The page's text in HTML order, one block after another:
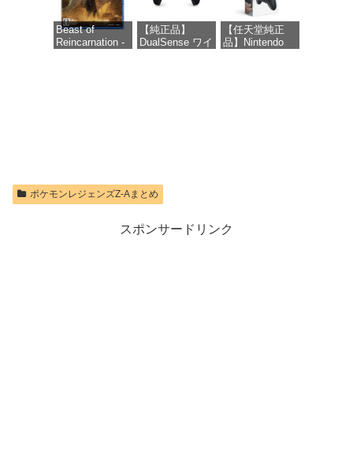
オンラインコー
ド版
価格：¥1,300
Beast of
Reincarnation -
【純正品】
DualSense ワイ
【任天堂純正
品】Nintendo
ポケモンレジェンズZ-Aまとめ
スポンサードリンク